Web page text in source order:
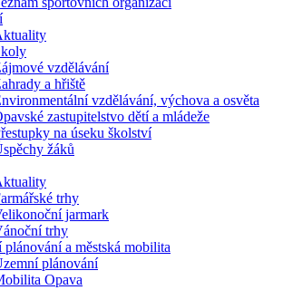
vzdělávání
a hřiště
vzdělávání, výchova a osvěta
zastupitelstvo dětí a mládeže
na úseku školství
žáků
trhy
jarmark
trhy
plánování a městská mobilita
plánování
Opava